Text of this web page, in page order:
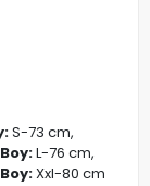
S-73 cm,
L-76 cm,
Xxl-80 cm